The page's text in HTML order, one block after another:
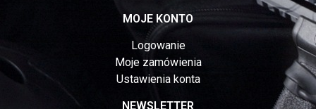
MOJE KONTO
Logowanie
Moje zamówienia
Ustawienia konta
NEWSLETTER